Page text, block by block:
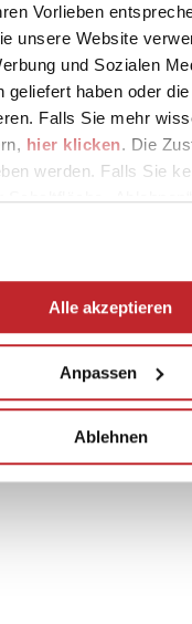
Vorlieben
unsere Website
und Sozialen
haben oder
Falls Sie mehr
hier klicken. Die
werden. Falls Sie
Alle akzeptieren
Anpassen
Ablehnen
- Italy
e P.IVA